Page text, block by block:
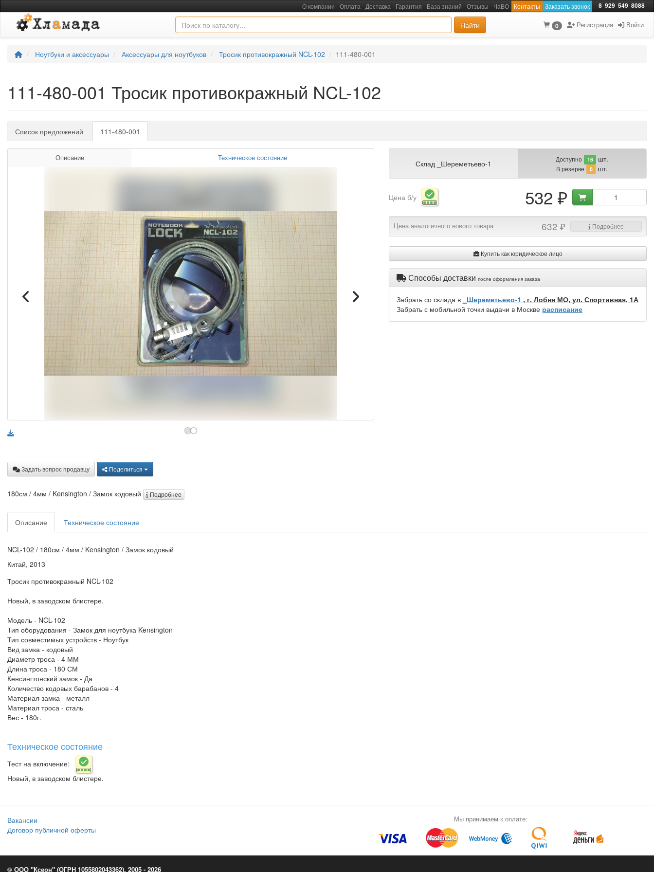
О компании Оплата Доставка Гарантия База знаний Отзывы ЧаВО Контакты Заказать звонок 8 929 549 8088
Найти 0 Регистрация Войти
Ноутбуки и аксессуары Аксессуары для ноутбуков Тросик противокражный NCL-102 111-480-001
111-480-001 Тросик противокражный NCL-102
Список предложений 111-480-001
Описание Техническое состояние
Склад _Шереметьево-1 Доступно 16 шт.
В резерве 0 шт.
Цена б/у 532 ₽
Цена аналогичного нового товара 632 ₽ Подробнее
Купить как юридическое лицо
Способы доставки после оформления заказа
Забрать со склада в _Шереметьево-1 , г. Лобня МО, ул. Спортивная, 1А
Забрать с мобильной точки выдачи в Москве расписание
Задать вопрос продавцу Поделиться
180см / 4мм / Kensington / Замок кодовый Подробнее
Описание Техническое состояние
NCL-102 / 180см / 4мм / Kensington / Замок кодовый
Китай, 2013
Тросик противокражный NCL-102
Новый, в заводском блистере.
Модель - NCL-102
Тип оборудования - Замок для ноутбука Kensington
Тип совместимых устройств - Ноутбук
Вид замка - кодовый
Диаметр троса - 4 ММ
Длина троса - 180 СМ
Кенсингтонский замок - Да
Количество кодовых барабанов - 4
Материал замка - металл
Материал троса - сталь
Вес - 180г.
Техническое состояние
Тест на включение:
Новый, в заводском блистере.
Вакансии
Договор публичной оферты
Мы принимаем к оплате:
© ООО "Ксеон" (ОГРН 1055802043362), 2005 - 2026